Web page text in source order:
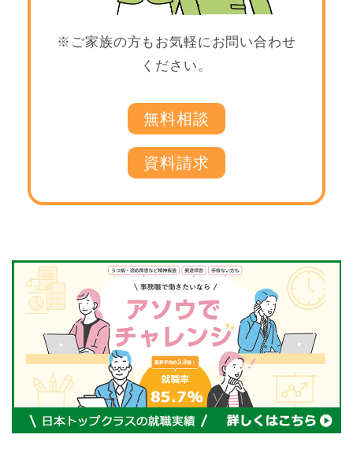
※ご家族の方もお気軽にお問い合わせ
ください。
無料相談
資料請求